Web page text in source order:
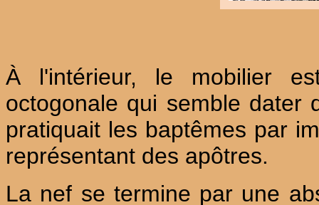
À l'intérieur, le mobilier
octogonale qui semble dater
pratiquait les baptêmes par
représentant des apôtres.
La nef se termine par une